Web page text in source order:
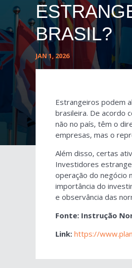
BRASIL?
JAN 1, 2026
Estrangeiros podem
brasileira. De acordo
não no país, têm o
empresas, mas o
Além disso, certas
Investidores
operação do negócio
importância do
e observância das
Fonte: Instrução
Link: https://